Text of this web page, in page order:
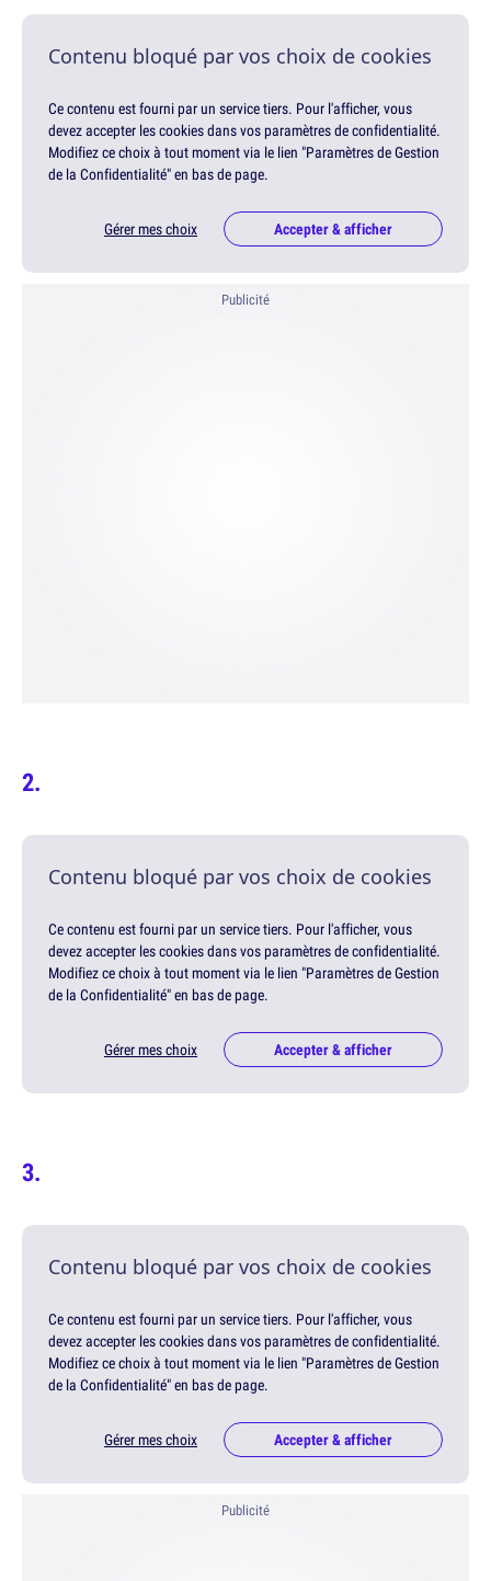
Contenu bloqué par vos choix de cookies
Ce contenu est fourni par un service tiers. Pour l'afficher, vous
devez accepter les cookies dans vos paramètres de confidentialité.
Modifiez ce choix à tout moment via le lien "Paramètres de Gestion
de la Confidentialité" en bas de page.
Gérer mes choix Accepter & afficher
Publicité
Contenu bloqué par vos choix de cookies
Ce contenu est fourni par un service tiers. Pour l'afficher, vous
devez accepter les cookies dans vos paramètres de confidentialité.
Modifiez ce choix à tout moment via le lien "Paramètres de Gestion
de la Confidentialité" en bas de page.
Gérer mes choix Accepter & afficher
Contenu bloqué par vos choix de cookies
Ce contenu est fourni par un service tiers. Pour l'afficher, vous
devez accepter les cookies dans vos paramètres de confidentialité.
Modifiez ce choix à tout moment via le lien "Paramètres de Gestion
de la Confidentialité" en bas de page.
Gérer mes choix Accepter & afficher
Publicité